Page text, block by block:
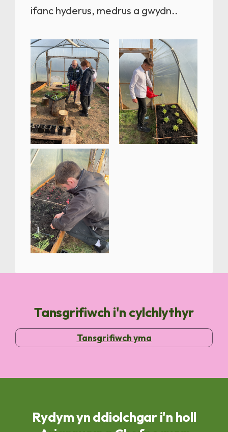
ifanc hyderus, medrus a gwydn..
Tansgrifiwch i'n cylchlythyr
Tansgrifiwch yma
Rydym yn ddiolchgar i'n holl